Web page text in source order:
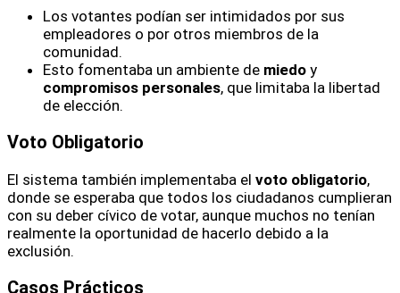
Los votantes podían ser intimidados por sus
empleadores o por otros miembros de la
comunidad.
Esto fomentaba un ambiente de miedo y
compromisos personales, que limitaba la libertad
de elección.
Voto Obligatorio
El sistema también implementaba el voto obligatorio,
donde se esperaba que todos los ciudadanos cumplieran
con su deber cívico de votar, aunque muchos no tenían
realmente la oportunidad de hacerlo debido a la
exclusión.
Casos Prácticos